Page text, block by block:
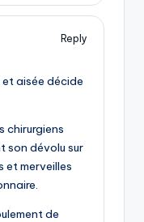
Reply
et aisée décide
chirurgiens
son dévolu sur
et merveilles
de